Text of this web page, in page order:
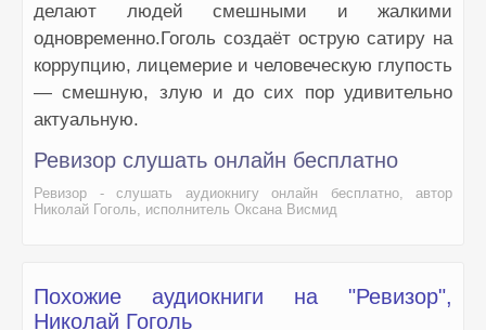
делают людей смешными и жалкими
одновременно.Гоголь создаёт острую сатиру на
коррупцию, лицемерие и человеческую глупость
— смешную, злую и до сих пор удивительно
актуальную.
Ревизор слушать онлайн бесплатно
Ревизор - слушать аудиокнигу онлайн бесплатно, автор
Николай Гоголь, исполнитель Оксана Висмид
Похожие аудиокниги на "Ревизор",
Николай Гоголь